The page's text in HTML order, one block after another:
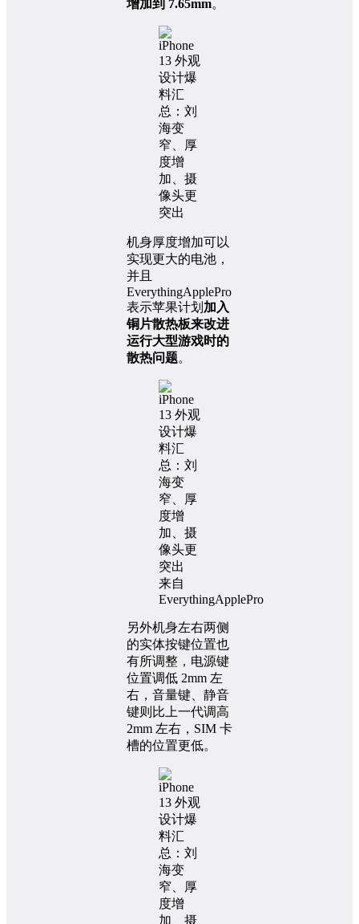
增加到 7.65mm。
机身厚度增加可以
实现更大的电池，
并且
EverythingApplePro
表示苹果计划 加入
铜片散热板来改进
运行大型游戏时的
散热问题。
来自
EverythingApplePro
另外机身左右两侧
的实体按键位置也
有所调整，电源键
位置调低 2mm 左
右，音量键、静音
键则比上一代调高
2mm 左右，SIM 卡
槽的位置更低。